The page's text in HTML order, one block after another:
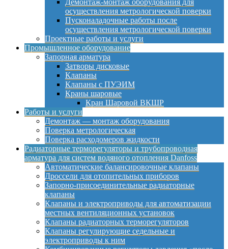
Демонтаж-монтаж оборудования для
осуществления метрологической поверки
Пусконаладочные работы после
осуществления метрологической поверки
Проектные работы и услуги
Промышленное оборудование
Запорная арматура
Затворы дисковые
Клапаны
Клапаны с ПУЭИМ
Краны шаровые
Кран Шаровой ВКШР
Работы и услуги
Демонтаж — монтаж оборудования
Поверка метрологическая
Поверка расходомеров жидкости
Радиаторные терморегуляторы и трубопроводная
арматура для систем водяного отопления Danfoss
Автоматические балансировочные клапаны
Дроссели для отопительных приборов
Запорно-присоединительные радиаторные
клапаны
Клапаны и электроприводы для автоматизации
местных вентиляционных установок
Клапаны радиаторных терморегуляторов
Клапаны регулирующие седельные и
электроприводы к ним